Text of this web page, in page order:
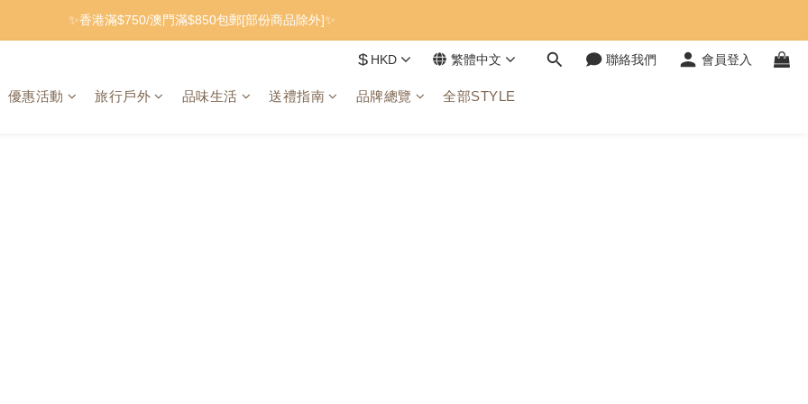
✨香港滿$750/澳門滿$850包郵[部份商品除外]✨
$ HKD 繁體中文 聯絡我們 會員登入
優惠活動 旅行戶外 品味生活 送禮指南 品牌總覽 全部STYLE